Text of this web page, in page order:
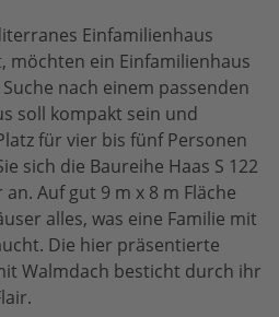
Einfamilienhaus
möchten ein Einfamilienhaus
nach einem passenden
soll kompakt sein und
für vier bis fünf Personen
sich die Baureihe Haas S 122
Auf gut 9 m x 8 m Fläche
alles, was eine Familie mit
Die hier präsentierte
Walmdach besticht durch ihr